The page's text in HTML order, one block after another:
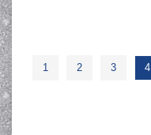
1 2 3 4